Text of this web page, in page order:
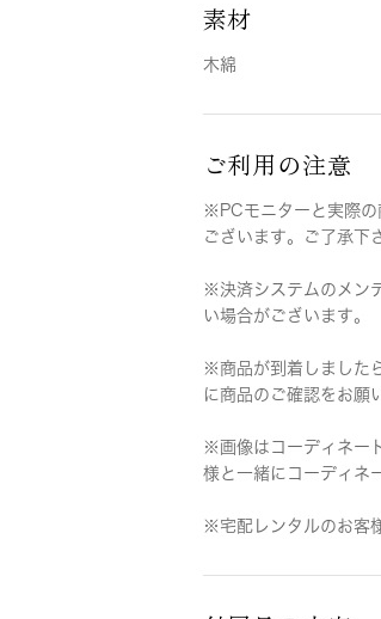
素材
木綿
ご利用の注意
※PCモニターと実際の
ございます。ご了承下
※決済システムのメン
い場合がございます。
※商品が到着しました
に商品のご確認をお願
※画像はコーディネー
様と一緒にコーディネ
※宅配レンタルのお客